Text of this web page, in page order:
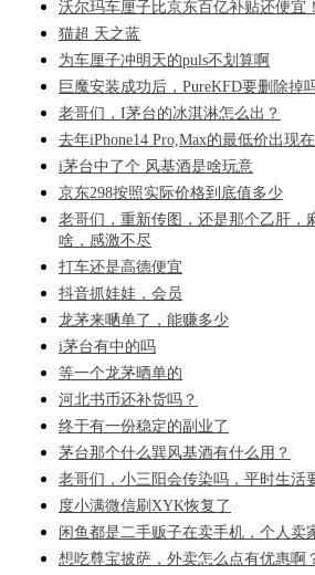
沃尔玛车厘子比京东百亿补贴还便宜！
猫超 天之蓝
为车厘子冲明天的puls不划算啊
巨魔安装成功后，PureKFD要删除掉
老哥们，I茅台的冰淇淋怎么出？
去年iPhone14 Pro,Max的最低价出现
i茅台中了个 风基酒是啥玩意
京东298按照实际价格到底值多少
老哥们，重新传图，还是那个乙肝，
啥，感激不尽
打车还是高德便宜
抖音抓娃娃，会员
龙茅来嗮单了，能赚多少
i茅台有中的吗
等一个龙茅晒单的
河北书币还补货吗？
终于有一份稳定的副业了
茅台那个什么巽风基酒有什么用？
老哥们，小三阳会传染吗，平时生活
度小满微信刷XYK恢复了
闲鱼都是二手贩子在卖手机，个人卖
想吃尊宝披萨，外卖怎么点有优惠啊